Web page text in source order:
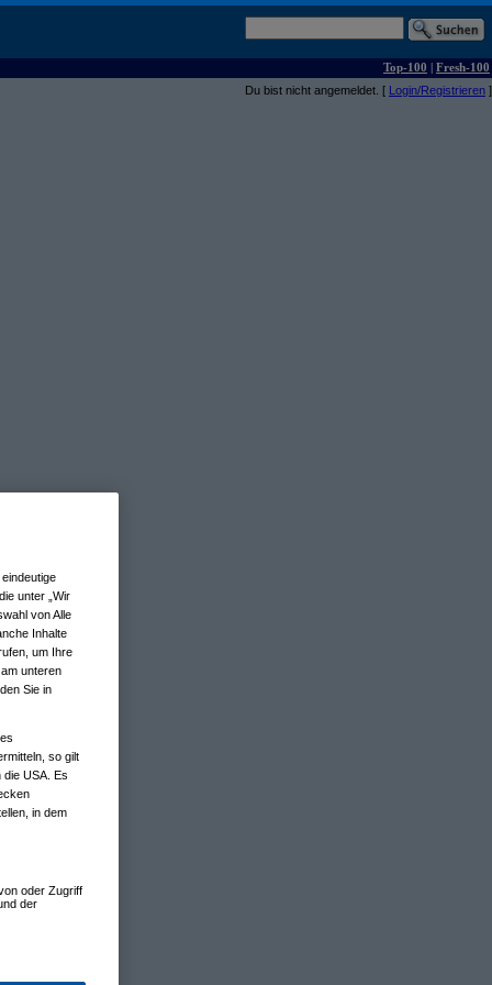
Top-100 | Fresh-100
Du bist nicht angemeldet. [ Login/Registrieren ]
unter „Wir
von Alle
Inhalte
um Ihre
unteren
Sie in
so gilt
die USA. Es
in dem
oder Zugriff
der